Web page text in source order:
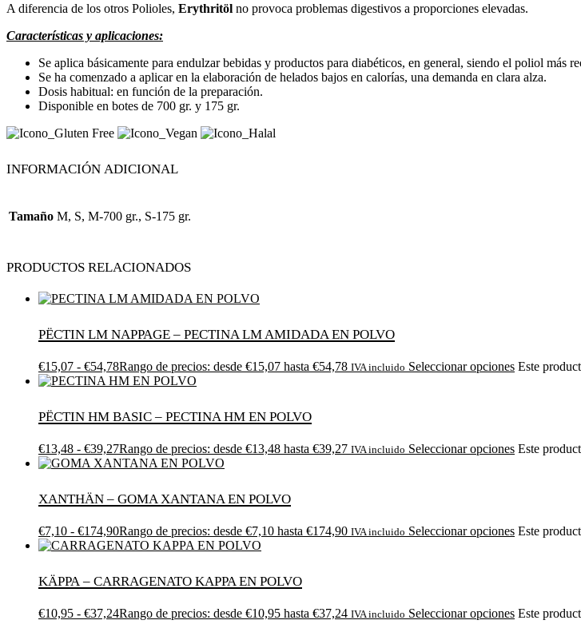
A diferencia de los otros Polioles, Erythritöl no provoca problemas digestivos a proporciones elevadas.
Características y aplicaciones:
Se aplica básicamente para endulzar bebidas y productos para diabéticos, en general, siendo el poliol más
Se ha comenzado a aplicar en la elaboración de helados bajos en calorías, una demanda en clara alza.
Dosis habitual: en función de la preparación.
Disponible en botes de 700 gr. y 175 gr.
Información adicional
Tamaño M, S, M-700 gr., S-175 gr.
Productos relacionados
Pëctin LM Nappage – PECTINA LM AMIDADA EN POLVO
€15,07 - €54,78Rango de precios: desde €15,07 hasta €54,78 IVA incluido Seleccionar opciones Este
Pëctin HM Basic – PECTINA HM EN POLVO
€13,48 - €39,27Rango de precios: desde €13,48 hasta €39,27 IVA incluido Seleccionar opciones Este
Xanthän – GOMA XANTANA EN POLVO
€7,10 - €174,90Rango de precios: desde €7,10 hasta €174,90 IVA incluido Seleccionar opciones Este
Käppa – CARRAGENATO KAPPA EN POLVO
€10,95 - €37,24Rango de precios: desde €10,95 hasta €37,24 IVA incluido Seleccionar opciones Este